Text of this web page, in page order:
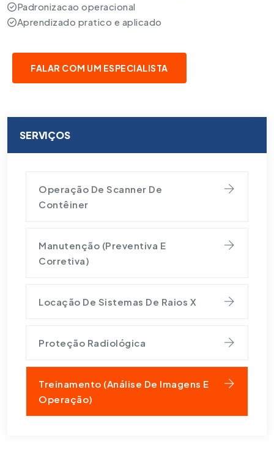
SERVIÇOS
Operação De Scanner De
Contêiner
Manutenção (Preventiva E
Corretiva)
Locação De Sistemas De Raios X
Proteção Radiológica
Treinamento (Análise De Imagens E
Operação)
Padronizacao operacional
Aprendizado pratico e aplicado
FALAR COM UM ESPECIALISTA